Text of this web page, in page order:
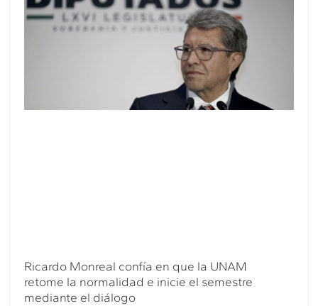
Ricardo Monreal confía en que la UNAM
retome la normalidad e inicie el semestre
mediante el diálogo